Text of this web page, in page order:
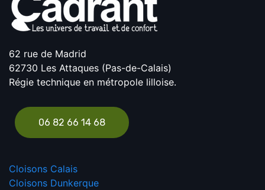
62 rue de Madrid
62730 Les Attaques (Pas-de-Calais)
Régie technique en métropole lilloise.
06 82 66 14 68
Cloisons Calais
Cloisons Dunkerque